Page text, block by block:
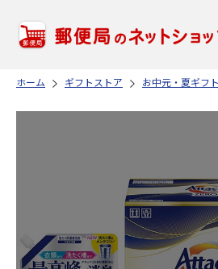
ホーム ギフトストア お中元・夏ギフ